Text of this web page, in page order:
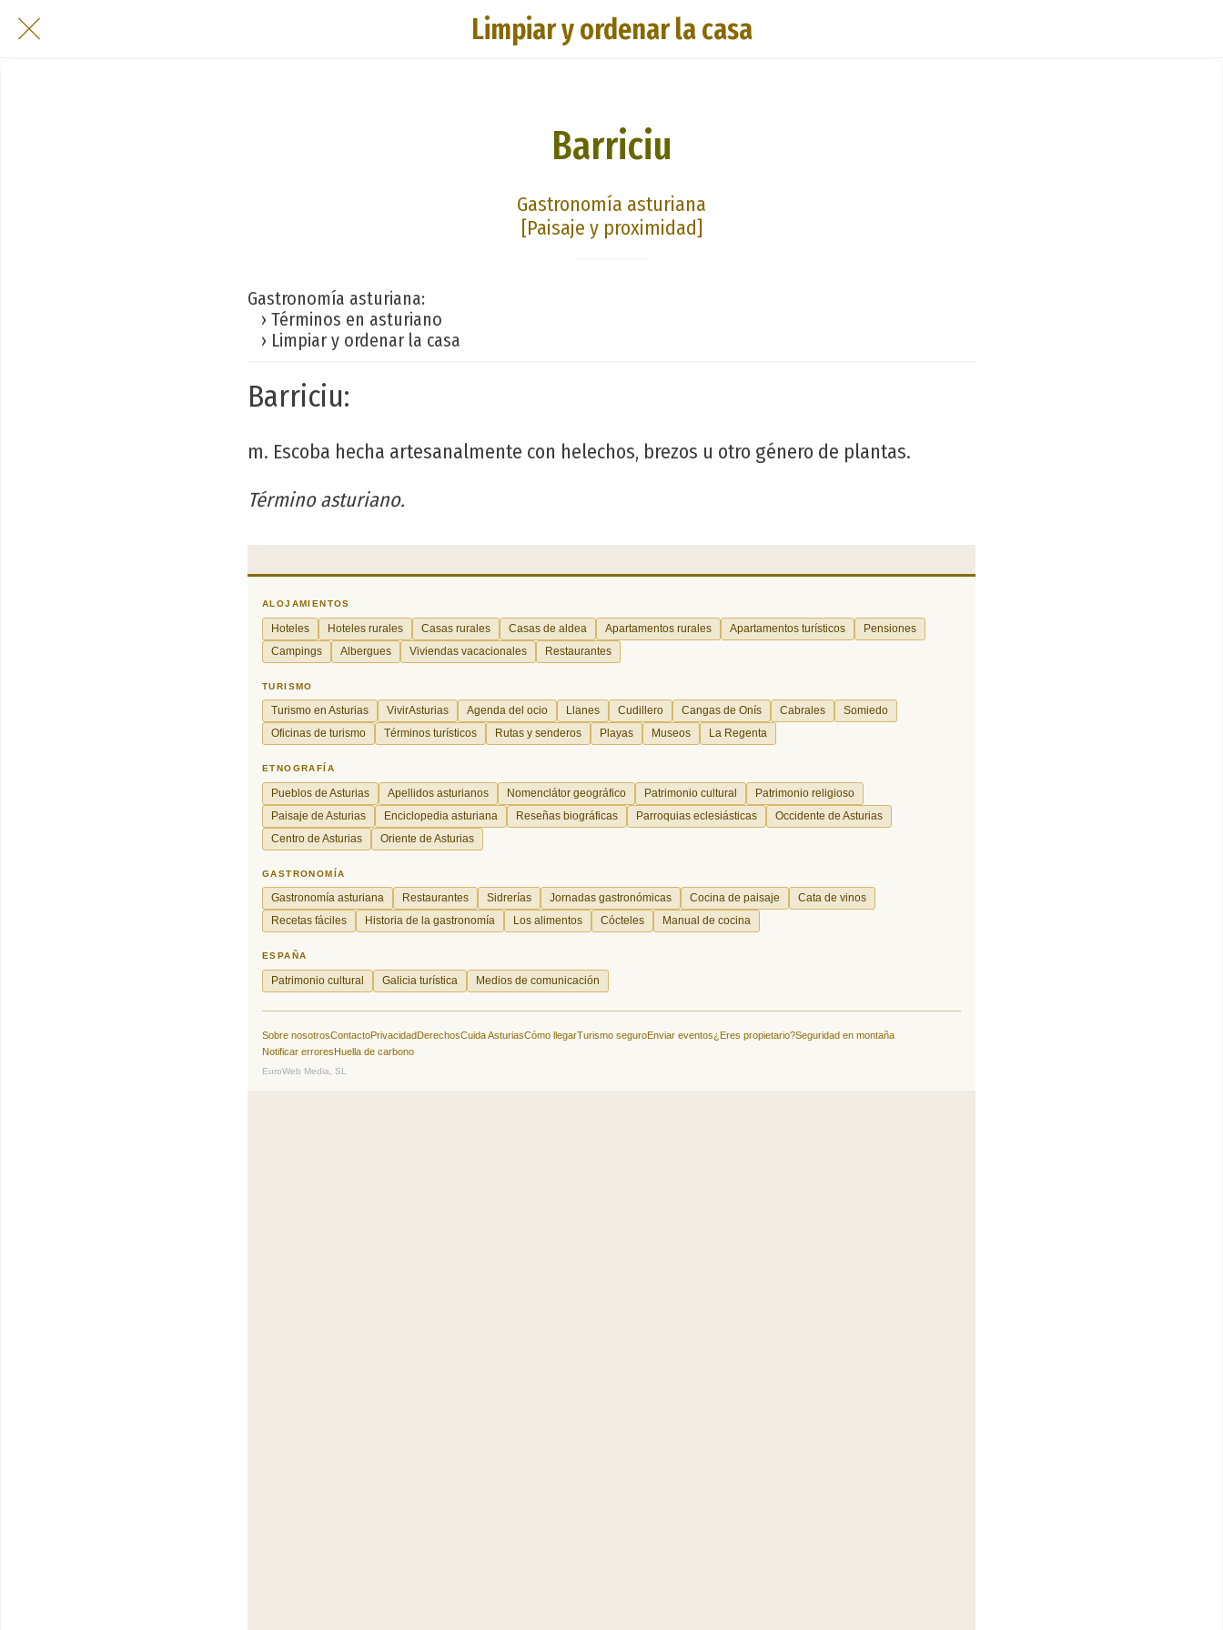
Limpiar y ordenar la casa
Barriciu
Gastronomía asturiana
[Paisaje y proximidad]
Gastronomía asturiana:
› Términos en asturiano
› Limpiar y ordenar la casa
Barriciu:
m. Escoba hecha artesanalmente con helechos, brezos u otro género de plantas.
Término asturiano.